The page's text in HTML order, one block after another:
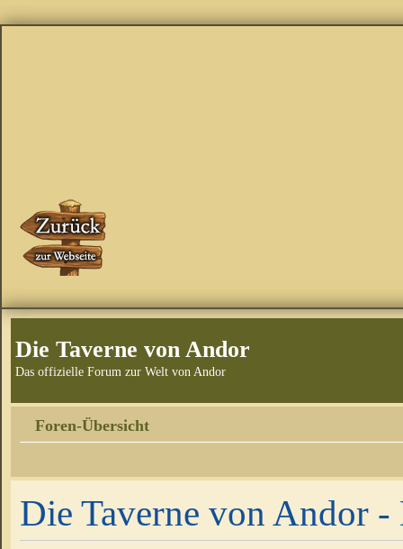
Die Taverne von Andor
Das offizielle Forum zur Welt von Andor
Foren-Übersicht
Die Taverne von Andor